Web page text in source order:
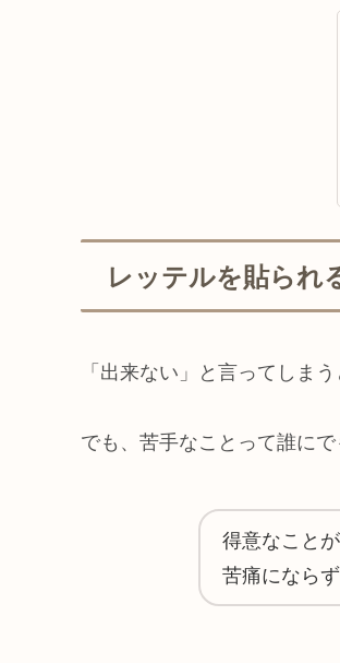
レッテルを貼られ
「出来ない」と言ってしま
でも、苦手なことって誰に
得意なこと
苦痛になら